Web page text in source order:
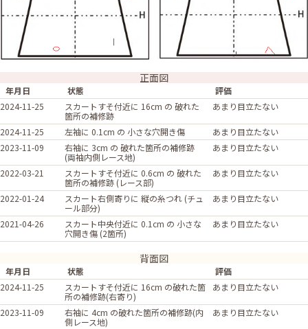
正面図
年月日 状態
評価
2024-11-25
スカートすそ付近に 16cm の 破れた
箇所の補修跡
あまり目立たない
2024-11-25 左袖に 0.1cm の 小さな穴開き傷
あまり目立たない
2023-11-09
右袖に 3cm の 破れた箇所の補修跡
(両袖内側レース地)
あまり目立たない
2022-03-21
スカートすそ付近に 0.6cm の 破れた
箇所の補修跡 (レース部)
あまり目立たない
2022-01-24
スカート右側寄りに 縦の糸つれ (チュ
ール部分)
あまり目立たない
2021-04-26
スカート中央付近に 0.1cm の 小さな
穴開き傷 (2箇所)
あまり目立たない
背面図
年月日 状態
評価
2024-11-25
スカートすそ付近に 16cm の破れた箇
所の補修跡(右寄り)
あまり目立たない
2023-11-09
右袖に 4cm の破れた箇所の補修跡(内
側レース地)
あまり目立たない